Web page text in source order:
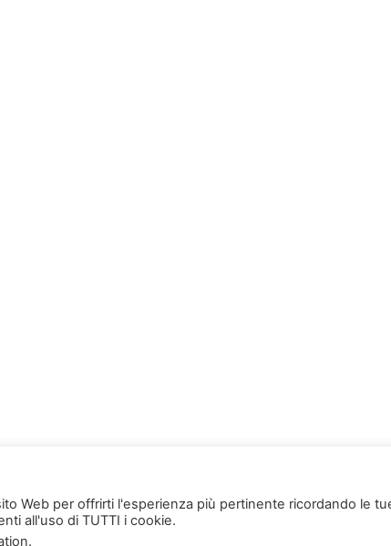
Web per offrirti l'esperienza più pertinente ricordando le
all'uso di TUTTI i cookie.
.